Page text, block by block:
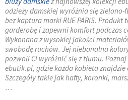
odzieży damskiej wyróżnia się
bez kaptura marki RUE PARIS.
garderobę i zapewni komfort podczas
Wykonana z wysokiej jakości
swobodę ruchów. Jej niebanalna
pozwoli Ci wyróżnić się z tłumu.
ebutik.pl, gdzie każda kobieta znajdzie
Szczegóły takie jak hafty, koronki,
…